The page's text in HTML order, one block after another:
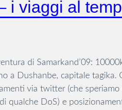
i viaggi al
di Samarkand’09:
a Dushanbe, capitale tagika.
via twitter (che speriamo
qualche DoS) e